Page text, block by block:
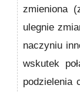
zmieniona
ulegnie
naczyniu
wskutek
podzielenia